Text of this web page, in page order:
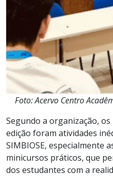
Foto: Acervo Centro
Segundo a organização,
edição foram atividades
SIMBIOSE, especialmente
minicursos práticos, que
dos estudantes com a